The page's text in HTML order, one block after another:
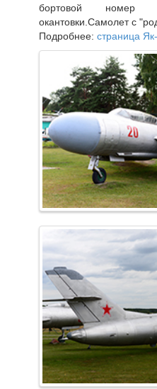
бортовой
окантовки.Самолет с
Подробнее: страница